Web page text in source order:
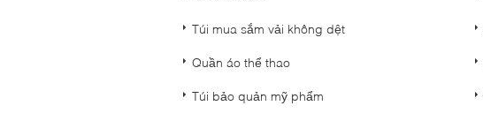
Túi mua sắm vải không dệt
Quần áo thể thao
Túi bảo quản mỹ phẩm